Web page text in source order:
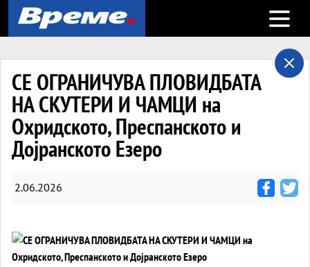
Open
СЕ ОГРАНИЧУВА ПЛОВИДБАТА
НА СКУТЕРИ И ЧАМЦИ на
Охридското, Преспанското и
Дојранското Езеро
2.06.2026